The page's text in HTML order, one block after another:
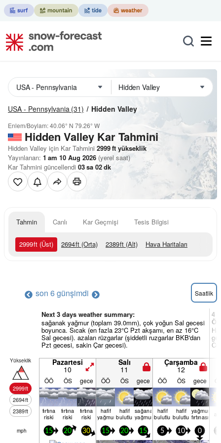
USA - Pennsylvania (31) Hidden Valley
Enlem/Boylam:40.06° N 79.26° W
Hidden Valley Kar Tahmini
Hidden Valley için Kar Tahmini 2999ft yükseklik
Yayınlanan: 1 am 10 Aug 2026 (yerel saat)
Kar Tahmini güncellendi 03sa 02dk
Tahmin Canlı Kar Geçmişi Tesis Bilgisi
2999ft (Üst) 2694ft (Orta) 2389ft (Alt) Hava Haritaları
son 6 günşimdi Saatlik
Next 3 days weather summary:
sağanak yağmur (toplam 39.0mm), çok yoğun Sal gecesi
boyunca. Sıcak (en fazla 23°C Pzt akşamı, en az 16°C
Sal gecesi). azalan rüzgarlar (şiddetli ruzgarlar BKB'dan
Pzt gecesi, sakin Çar gecesi).
4
Yükseklik
2999ft
2694ft
2389ft
Pazartesi
10
Salı
11
Çarşamba
12
ÖÖ ÖS gece ÖÖ ÖS gece ÖÖ ÖS gece
fırtına
riski
fırtına
riski
fırtına
riski
hafif
yağmur
hafif
bulutlu
sağanak
yağmur
hafif
bulutlu
hafif
bulutlu
yağmur
fırtınası
mph 15 20 30 15 20 15 5 10 0